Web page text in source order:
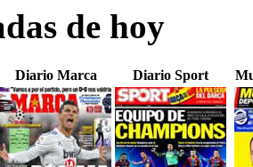
de hoy
Diario Marca Diario Sport